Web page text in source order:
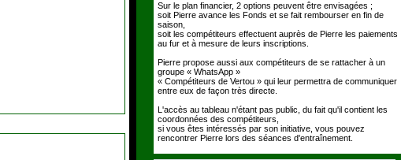
Sur le plan financier, 2 options peuvent être envisagées ;
soit Pierre avance les Fonds et se fait rembourser en fin de
saison,
soit les compétiteurs effectuent auprès de Pierre les paiements
au fur et à mesure de leurs inscriptions.
Pierre propose aussi aux compétiteurs de se rattacher à un
groupe « WhatsApp »
« Compétiteurs de Vertou » qui leur permettra de communiquer
entre eux de façon très directe.
L'accès au tableau n'étant pas public, du fait qu'il contient les
coordonnées des compétiteurs,
si vous êtes intéressés par son initiative, vous pouvez
rencontrer Pierre lors des séances d'entraînement.